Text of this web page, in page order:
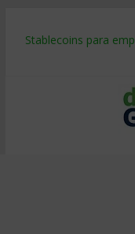
Stablecoins para
Despido silencioso:
IA en selección de
Trabajo forzoso en
Mercado hispano de